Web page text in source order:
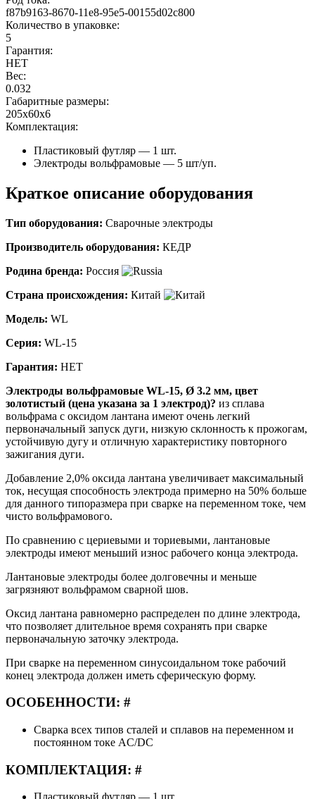
f87b9163-8670-11e8-95e5-00155d02c800
Количество в упаковке:
5
Гарантия:
НЕТ
Вес:
0.032
Габаритные размеры:
205x60x6
Комплектация:
Пластиковый футляр — 1 шт.
Электроды вольфрамовые — 5 шт/уп.
Краткое описание оборудования
Тип оборудования: Сварочные электроды
Производитель оборудования: КЕДР
Родина бренда: Россия
Страна происхождения: Китай
Модель: WL
Серия: WL-15
Гарантия: НЕТ
Электроды вольфрамовые WL-15, Ø 3.2 мм, цвет
золотистый (цена указана за 1 электрод)? из сплава
вольфрама с оксидом лантана имеют очень легкий
первоначальный запуск дуги, низкую склонность к прожогам,
устойчивую дугу и отличную характеристику повторного
зажигания дуги.
Добавление 2,0% оксида лантана увеличивает максимальный
ток, несущая способность электрода примерно на 50% больше
для данного типоразмера при сварке на переменном токе, чем
чисто вольфрамового.
По сравнению с цериевыми и ториевыми, лантановые
электроды имеют меньший износ рабочего конца электрода.
Лантановые электроды более долговечны и меньше
загрязняют вольфрамом сварной шов.
Оксид лантана равномерно распределен по длине электрода,
что позволяет длительное время сохранять при сварке
первоначальную заточку электрода.
При сварке на переменном синусоидальном токе рабочий
конец электрода должен иметь сферическую форму.
ОСОБЕННОСТИ: #
Сварка всех типов сталей и сплавов на переменном и
постоянном токе AC/DC
КОМПЛЕКТАЦИЯ: #